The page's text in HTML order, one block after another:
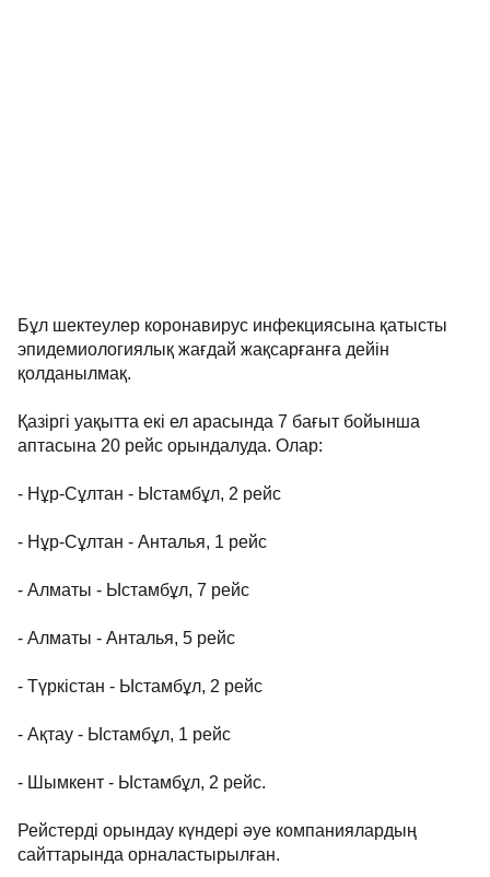
Бұл шектеулер коронавирус инфекциясына қатысты
эпидемиологиялық жағдай жақсарғанға дейін
қолданылмақ.
Қазіргі уақытта екі ел арасында 7 бағыт бойынша
аптасына 20 рейс орындалуда. Олар:
- Нұр-Сұлтан - Ыстамбұл, 2 рейс
- Нұр-Сұлтан - Анталья, 1 рейс
- Алматы - Ыстамбұл, 7 рейс
- Алматы - Анталья, 5 рейс
- Түркістан - Ыстамбұл, 2 рейс
- Ақтау - Ыстамбұл, 1 рейс
- Шымкент - Ыстамбұл, 2 рейс.
Рейстерді орындау күндері әуе компаниялардың
сайттарында орналастырылған.